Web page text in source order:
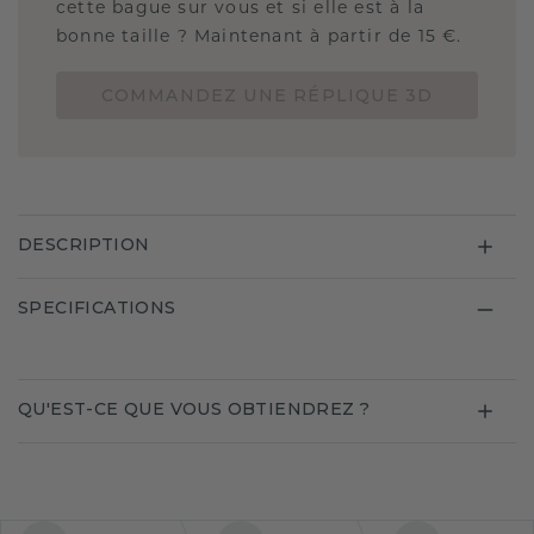
cette bague sur vous et si elle est à la
bonne taille ? Maintenant à partir de 15 €.
DESCRIPTION
SPECIFICATIONS
QU'EST-CE QUE VOUS OBTIENDREZ ?